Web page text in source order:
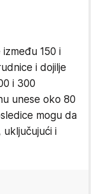
150 i
i dojilje
i 300
unese oko 80
mogu da
i